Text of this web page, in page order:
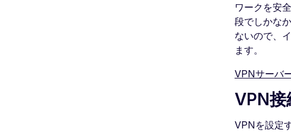
ワークを安
段でしかな
ないので、
ます。
VPNサーバ
VPN接
VPNを設定